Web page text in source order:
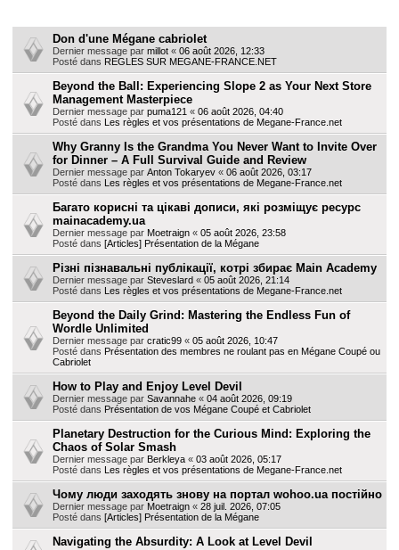
Don d'une Mégane cabriolet
Dernier message par millot « 06 août 2026, 12:33
Posté dans REGLES SUR MEGANE-FRANCE.NET
Beyond the Ball: Experiencing Slope 2 as Your Next Store
Management Masterpiece
Dernier message par puma121 « 06 août 2026, 04:40
Posté dans Les règles et vos présentations de Megane-France.net
Why Granny Is the Grandma You Never Want to Invite Over
for Dinner – A Full Survival Guide and Review
Dernier message par Anton Tokaryev « 06 août 2026, 03:17
Posté dans Les règles et vos présentations de Megane-France.net
Багато корисні та цікаві дописи, які розміщує ресурс
mainacademy.ua
Dernier message par Moetraign « 05 août 2026, 23:58
Posté dans [Articles] Présentation de la Mégane
Різні пізнавальні публікації, котрі збирає Main Academy
Dernier message par Steveslard « 05 août 2026, 21:14
Posté dans Les règles et vos présentations de Megane-France.net
Beyond the Daily Grind: Mastering the Endless Fun of
Wordle Unlimited
Dernier message par cratic99 « 05 août 2026, 10:47
Posté dans Présentation des membres ne roulant pas en Mégane Coupé ou
Cabriolet
How to Play and Enjoy Level Devil
Dernier message par Savannahe « 04 août 2026, 09:19
Posté dans Présentation de vos Mégane Coupé et Cabriolet
Planetary Destruction for the Curious Mind: Exploring the
Chaos of Solar Smash
Dernier message par Berkleya « 03 août 2026, 05:17
Posté dans Les règles et vos présentations de Megane-France.net
Чому люди заходять знову на портал wohoo.ua постійно
Dernier message par Moetraign « 28 juil. 2026, 07:05
Posté dans [Articles] Présentation de la Mégane
Navigating the Absurdity: A Look at Level Devil